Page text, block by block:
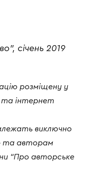
січень 2019
розміщену у
та інтернет
виключно
та авторам
“Про авторське